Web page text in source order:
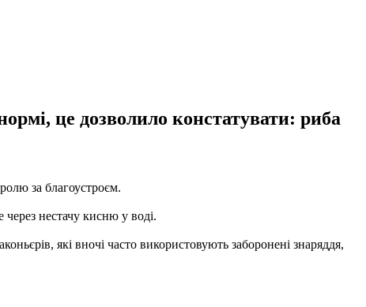
це дозволило констатувати: риба
за благоустроєм.
через нестачу кисню у воді.
які вночі часто використовують заборонені знаряддя,